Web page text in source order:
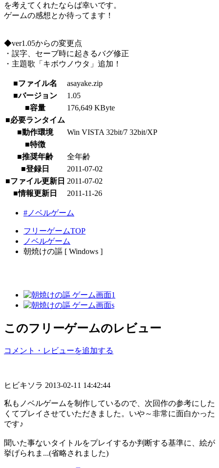
を考えてくれたならば幸いです。
ゲームの感想とか待ってます！
◆ver1.05からの変更点
・誤字、セーブ時に起きるバグ修正
・主題歌「キボウノウタ」追加！
■ファイル名
asayake.zip
■バージョン
1.05
■容量
176,649 KByte
■必要ランタイム
■動作環境
Win VISTA 32bit/7 32bit/XP
■特徴
■推奨年齢
全年齢
■登録日
2011-07-02
■ファイル更新日 2011-07-02
■情報更新日
2011-11-26
#ノベルゲーム
フリーゲームTOP
ノベルゲーム
朝焼けの謳 [ Windows ]
このフリーゲームのレビュー
コメント・レビューを追加する
ヒビキソラ 2013-02-11 14:42:44
私もノベルゲームを制作しているので、次回作の参考にした
くてプレイさせていただきました。いや～非常に面白かった
です♪
聞いた事ないタイトルをプレイするか判断する基準に、絵が
挙げられま...(省略されました)